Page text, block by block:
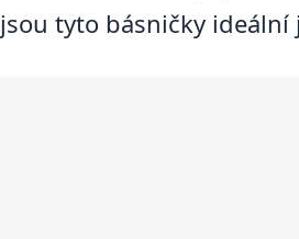
jsou tyto básničky